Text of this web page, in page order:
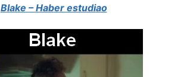
Blake – Haber estudiao